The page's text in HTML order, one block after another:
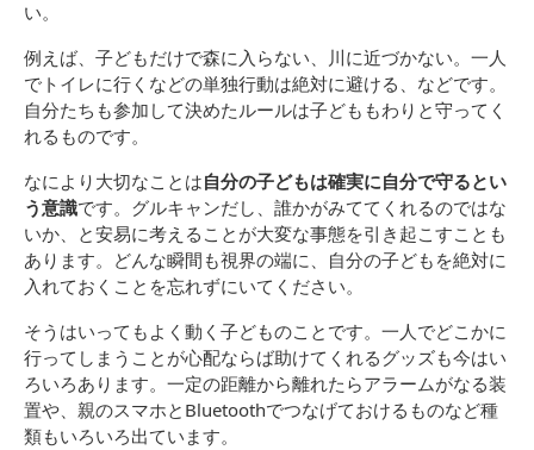
い。
例えば、子どもだけで森に入らない、川に近づかない。一人
でトイレに行くなどの単独行動は絶対に避ける、などです。
自分たちも参加して決めたルールは子どももわりと守ってく
れるものです。
なにより大切なことは自分の子どもは確実に自分で守るとい
う意識です。グルキャンだし、誰かがみててくれるのではな
いか、と安易に考えることが大変な事態を引き起こすことも
あります。どんな瞬間も視界の端に、自分の子どもを絶対に
入れておくことを忘れずにいてください。
そうはいってもよく動く子どものことです。一人でどこかに
行ってしまうことが心配ならば助けてくれるグッズも今はい
ろいろあります。一定の距離から離れたらアラームがなる装
置や、親のスマホとBluetoothでつなげておけるものなど種
類もいろいろ出ています。